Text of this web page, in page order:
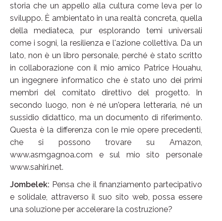
storia che un appello alla cultura come leva per lo
sviluppo. È ambientato in una realtà concreta, quella
della mediateca, pur esplorando temi universali
come i sogni, la resilienza e l'azione collettiva. Da un
lato, non è un libro personale, perché è stato scritto
in collaborazione con il mio amico Patrice Houahu,
un ingegnere informatico che è stato uno dei primi
membri del comitato direttivo del progetto. In
secondo luogo, non è né un'opera letteraria, né un
sussidio didattico, ma un documento di riferimento.
Questa è la differenza con le mie opere precedenti,
che si possono trovare su Amazon,
www.asmgagnoa.com e sul mio sito personale
www.sahiri.net.
Jombelek: Pensa che il finanziamento partecipativo
e solidale, attraverso il suo sito web, possa essere
una soluzione per accelerare la costruzione?